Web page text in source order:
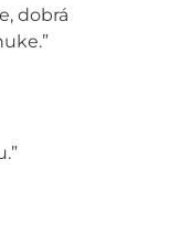
dobrá